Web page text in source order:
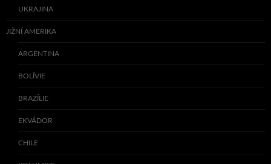
UKRAJINA
JIŽNÍ AMERIKA
ARGENTINA
BOLÍVIE
BRAZÍLIE
EKVÁDOR
CHILE